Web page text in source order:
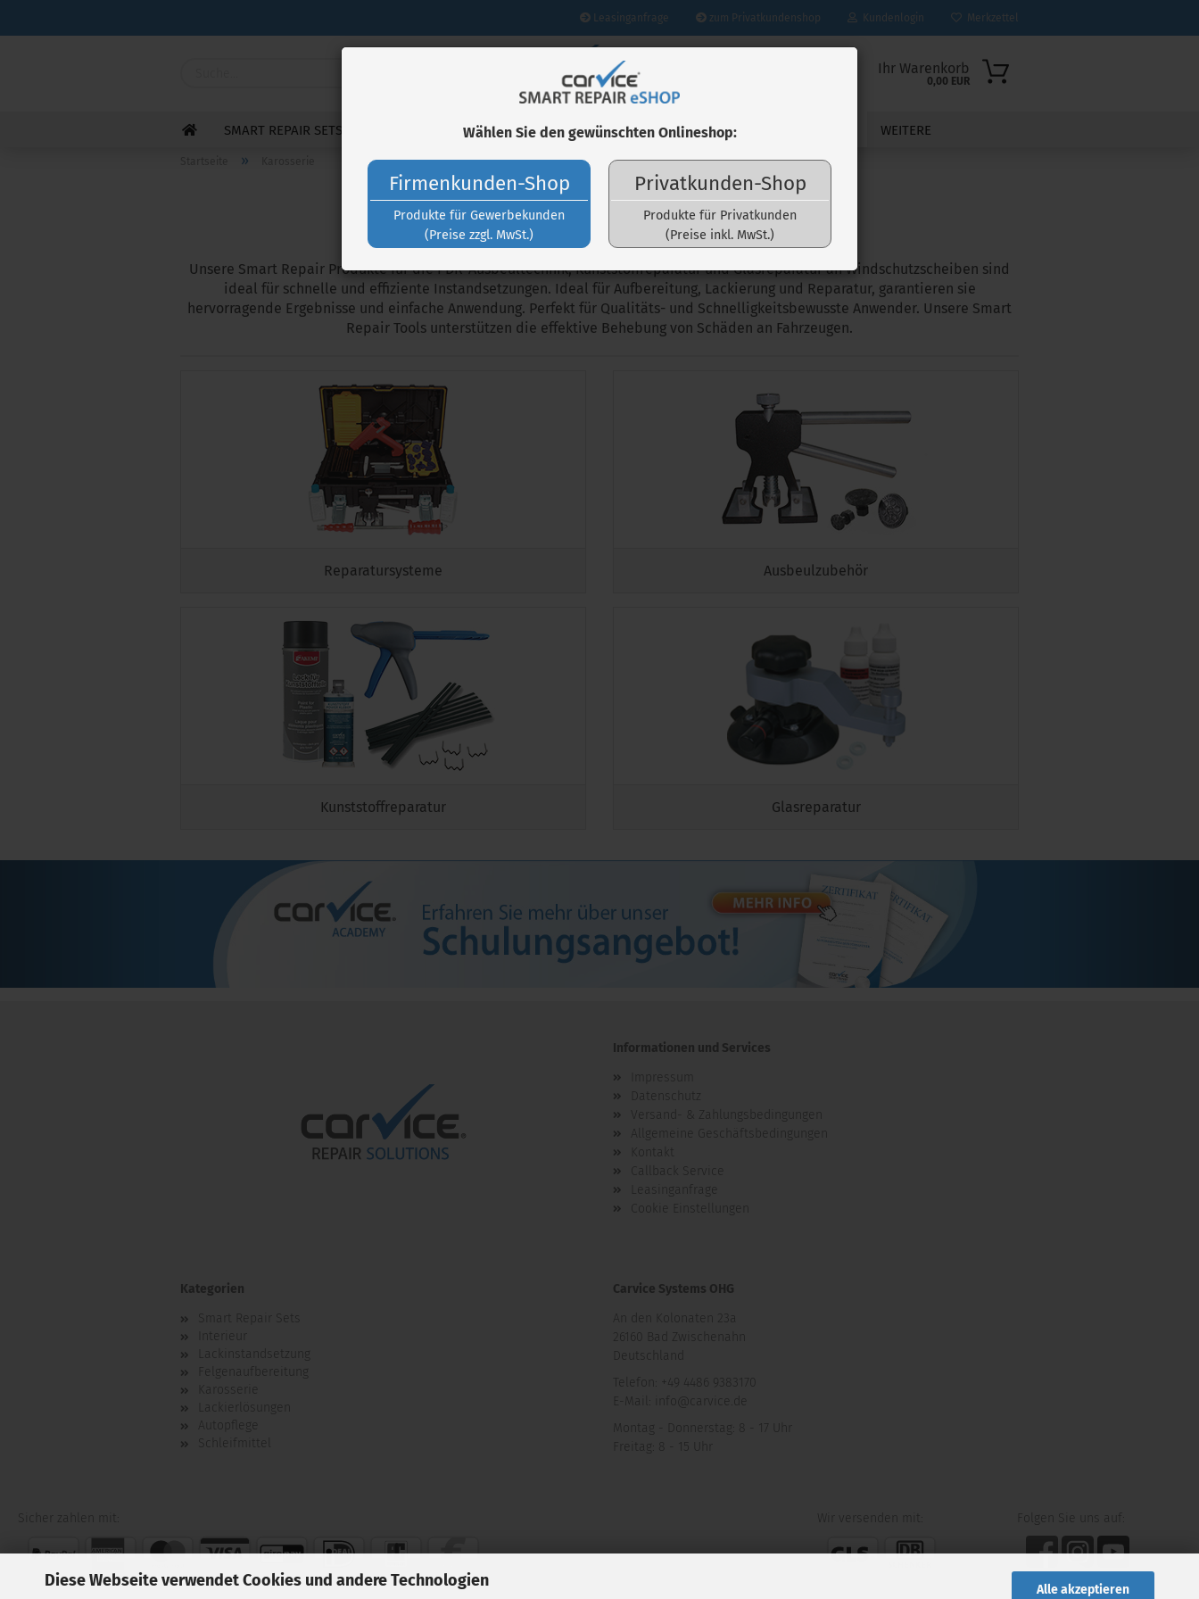
Diese Webseite verwendet Cookies und andere Technologien Alle akzeptieren
Wählen Sie den gewünschten Onlineshop:
Firmenkunden-Shop
Produkte für Gewerbekunden
(Preise zzgl. MwSt.)
Privatkunden-Shop
Produkte für Privatkunden
(Preise inkl. MwSt.)
Leasinganfrage zum Privatkundenshop Kundenlogin
Konto erstellen
Passwort vergessen?
Merkzettel
Ihr Warenkorb
0,00 EUR
SMART REPAIR SETS LACKINSTANDSETZUNG FELGENAUFBEREITUNG WEITERE
»
KAROSSERIE
Unsere Smart Repair Produkte für die PDR-Ausbeultechnik, Kunststoffreparatur und Glasreparatur an Windschutzscheiben sind
ideal für schnelle und effiziente Instandsetzungen. Ideal für Aufbereitung, Lackierung und Reparatur, garantieren sie
hervorragende Ergebnisse und einfache Anwendung. Perfekt für Qualitäts- und Schnelligkeitsbewusste Anwender. Unsere Smart
Repair Tools unterstützen die effektive Behebung von Schäden an Fahrzeugen.
Reparatursysteme Ausbeulzubehör
Kunststoffreparatur Glasreparatur
Informationen und Services
Impressum
Datenschutz
Versand- & Zahlungsbedingungen
Allgemeine Geschäftsbedingungen
Kontakt
Callback Service
Leasinganfrage
Cookie Einstellungen
Kategorien
Smart Repair Sets
Interieur
Lackinstandsetzung
Felgenaufbereitung
Karosserie
Lackierlösungen
Autopflege
Schleifmittel
Carvice Systems OHG
An den Kolonaten 23a
26160 Bad Zwischenahn
Deutschland
Telefon: +49 4486 9383170
E-Mail: info@carvice.de
Montag - Donnerstag: 8 - 17 Uhr
Freitag: 8 - 15 Uhr
Sicher zahlen mit: Wir versenden mit: Folgen Sie uns auf: